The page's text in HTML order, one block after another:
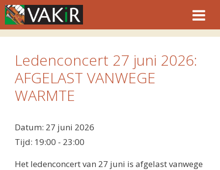
Ga
naar
de
Ledenconcert 27 juni 2026:
AFGELAST VANWEGE
WARMTE
Datum: 27 juni 2026
Tijd: 19:00 - 23:00
Het ledenconcert van 27 juni is afgelast vanwege